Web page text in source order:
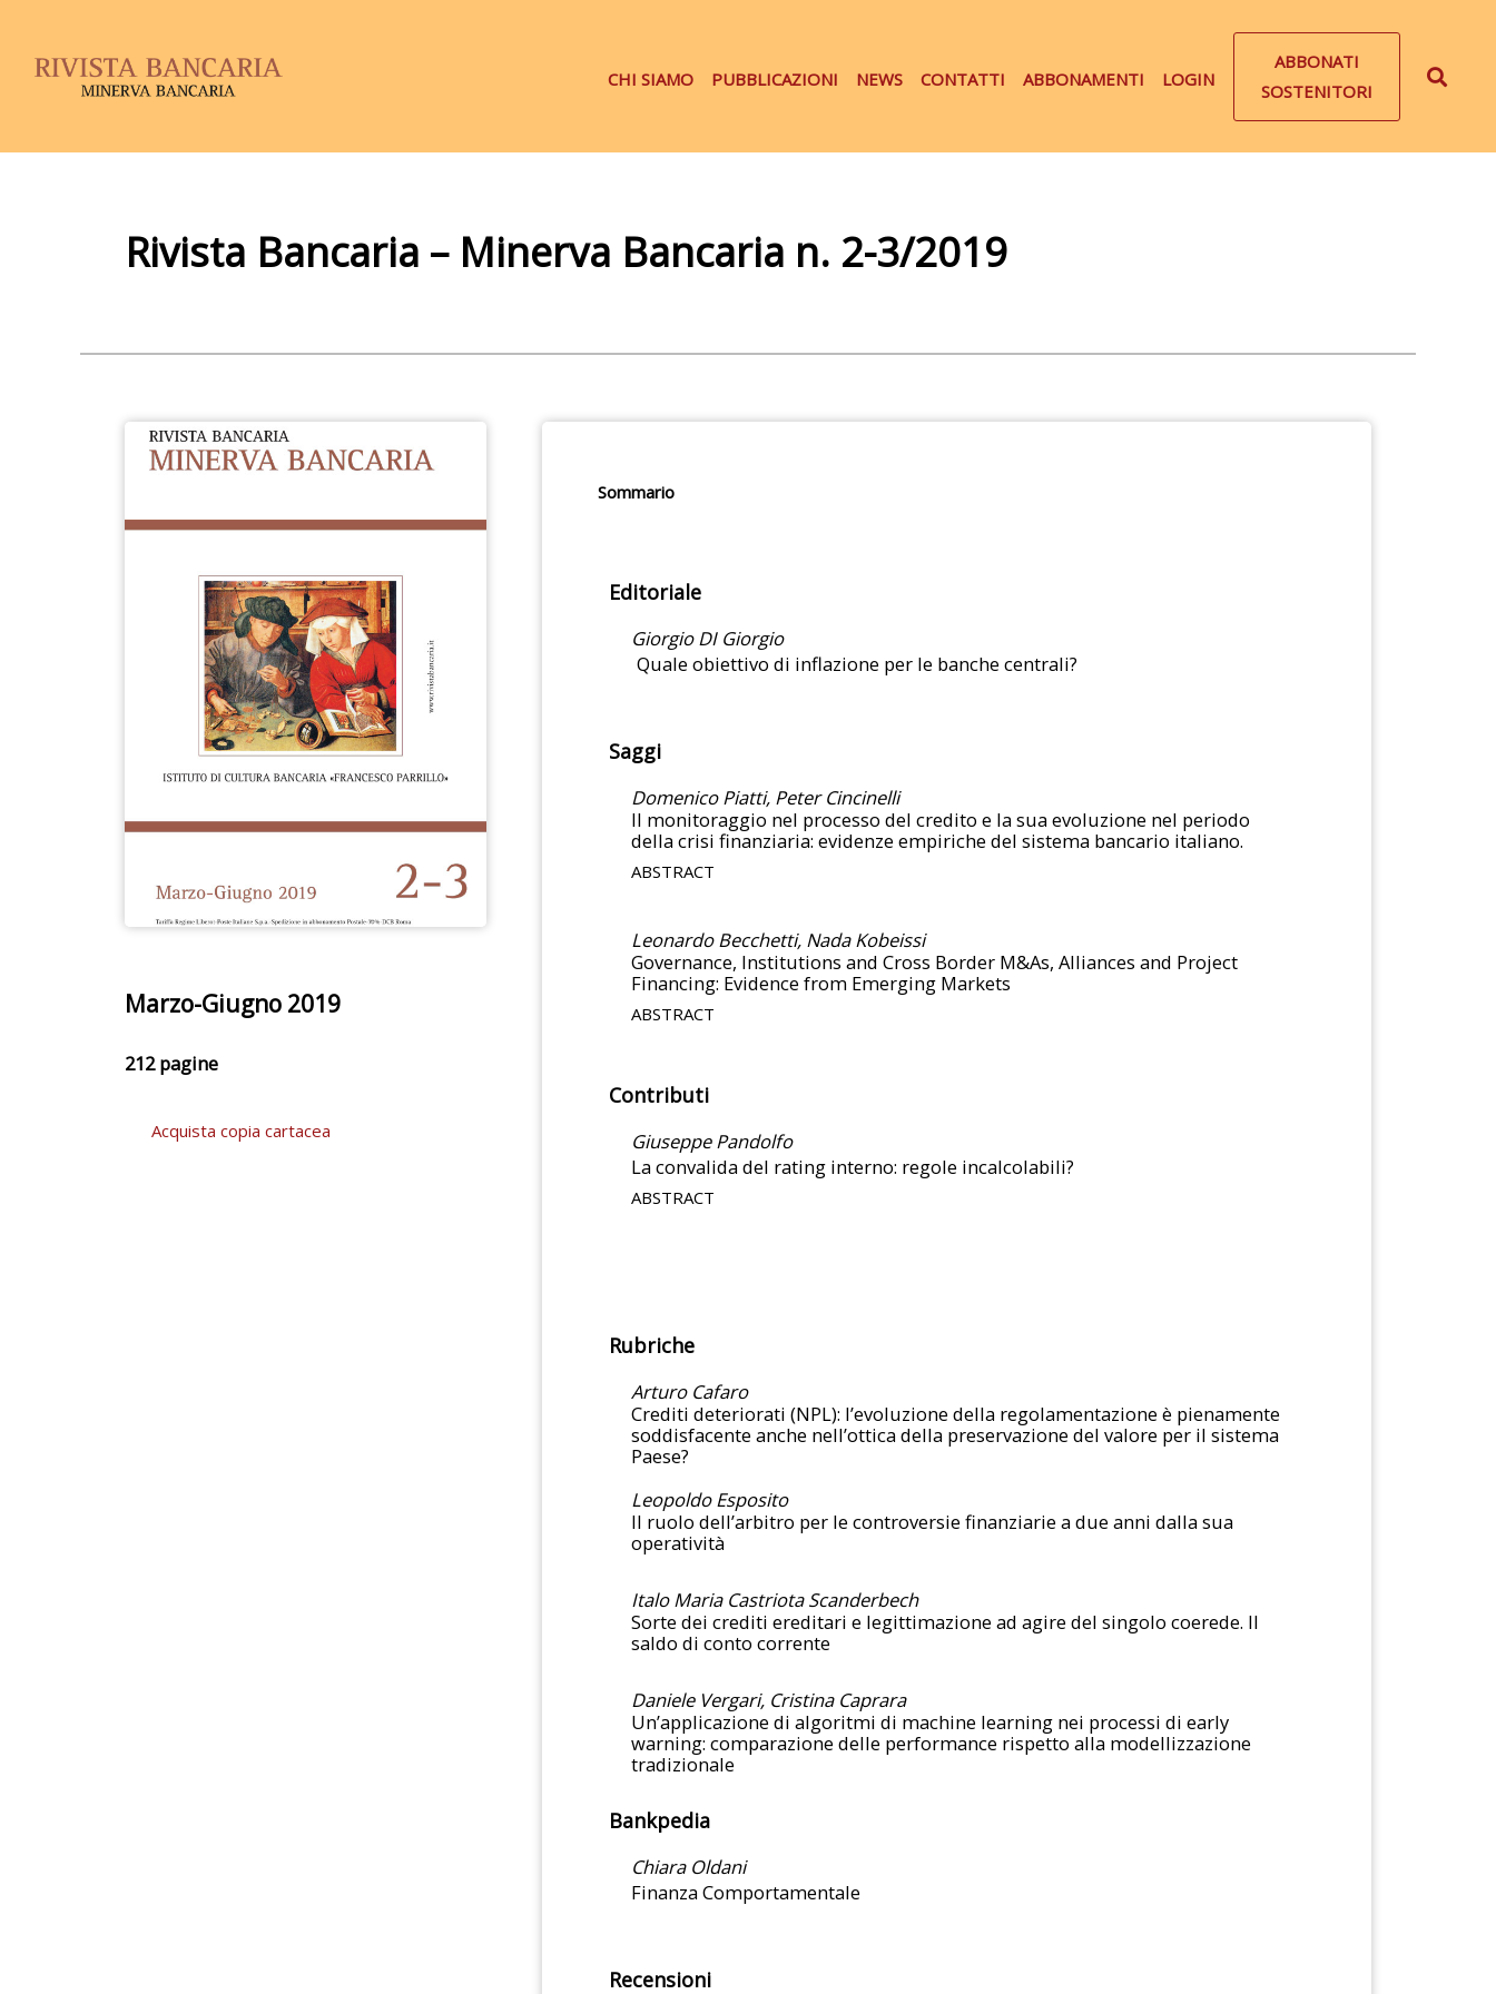
CHI SIAMO PUBBLICAZIONI NEWS CONTATTI ABBONAMENTI LOGIN
ABBONATI
SOSTENITORI
Rivista Bancaria – Minerva Bancaria n. 2-3/2019
Marzo-Giugno 2019
212 pagine
Acquista copia cartacea
Sommario
Editoriale
Giorgio DI Giorgio
Quale obiettivo di inflazione per le banche centrali?
Saggi
Domenico Piatti, Peter Cincinelli
Il monitoraggio nel processo del credito e la sua evoluzione nel periodo
della crisi finanziaria: evidenze empiriche del sistema bancario italiano.
ABSTRACT
Leonardo Becchetti, Nada Kobeissi
Governance, Institutions and Cross Border M&As, Alliances and Project
Financing: Evidence from Emerging Markets
ABSTRACT
Contributi
Giuseppe Pandolfo
La convalida del rating interno: regole incalcolabili?
ABSTRACT
Rubriche
Arturo Cafaro
Crediti deteriorati (NPL): l’evoluzione della regolamentazione è pienamente
soddisfacente anche nell’ottica della preservazione del valore per il sistema
Paese?
Leopoldo Esposito
Il ruolo dell’arbitro per le controversie finanziarie a due anni dalla sua
operatività
Italo Maria Castriota Scanderbech
Sorte dei crediti ereditari e legittimazione ad agire del singolo coerede. Il
saldo di conto corrente
Daniele Vergari, Cristina Caprara
Un’applicazione di algoritmi di machine learning nei processi di early
warning: comparazione delle performance rispetto alla modellizzazione
tradizionale
Bankpedia
Chiara Oldani
Finanza Comportamentale
Recensioni